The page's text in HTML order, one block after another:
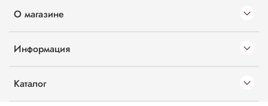
О магазине
Информация
Каталог